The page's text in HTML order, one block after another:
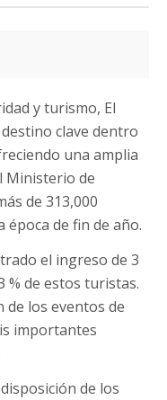
y turismo, El
clave dentro
una amplia
Ministerio de
de 313,000
de fin de año.
el ingreso de 3
% de estos turistas.
de los eventos de
importantes
de los